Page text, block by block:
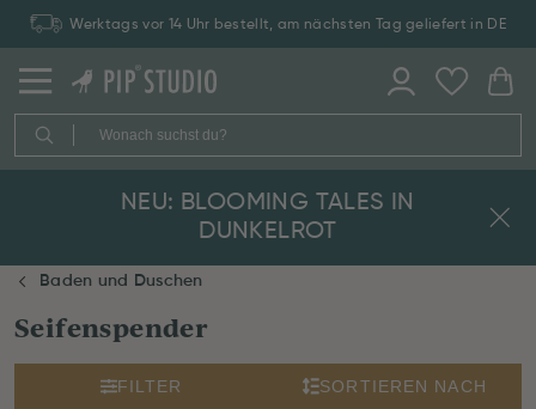
Werktags vor 14 Uhr bestellt, am nächsten Tag geliefert in DE
NEU: BLOOMING TALES IN
DUNKELROT
Baden und Duschen
Seifenspender
FILTER SORTIEREN NACH